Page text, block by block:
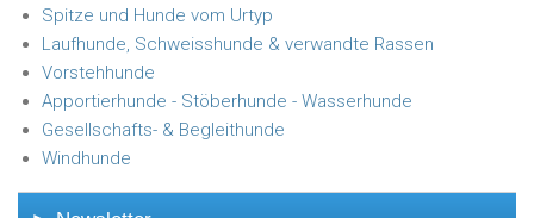
Spitze und Hunde vom Urtyp
Laufhunde, Schweisshunde & verwandte Rassen
Vorstehhunde
Apportierhunde - Stöberhunde - Wasserhunde
Gesellschafts- & Begleithunde
Windhunde